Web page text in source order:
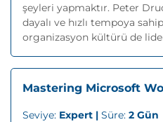
şeyleri yapmaktır. Peter
dayalı ve hızlı tempoya
organizasyon kültürü de
Mastering Microsoft
Seviye: Expert | Süre: 2 Gün